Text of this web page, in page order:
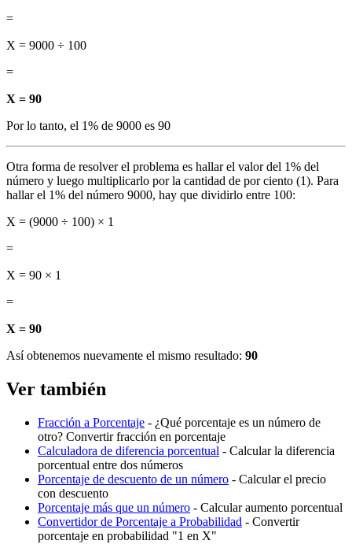
=
X = 9000 ÷ 100
=
X = 90
Por lo tanto, el 1% de 9000 es 90
Otra forma de resolver el problema es hallar el valor del 1% del
número y luego multiplicarlo por la cantidad de por ciento (1). Para
hallar el 1% del número 9000, hay que dividirlo entre 100:
X = (9000 ÷ 100) × 1
=
X = 90 × 1
=
X = 90
Así obtenemos nuevamente el mismo resultado: 90
Ver también
Fracción a Porcentaje - ¿Qué porcentaje es un número de
otro? Convertir fracción en porcentaje
Calculadora de diferencia porcentual - Calcular la diferencia
porcentual entre dos números
Porcentaje de descuento de un número - Calcular el precio
con descuento
Porcentaje más que un número - Calcular aumento porcentual
Convertidor de Porcentaje a Probabilidad - Convertir
porcentaje en probabilidad "1 en X"